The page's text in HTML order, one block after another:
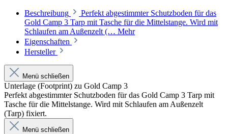
Beschreibung
Perfekt abgestimmter Schutzboden für das
Gold Camp 3 Tarp mit Tasche für die Mittelstange. Wird mit
Schlaufen am Außenzelt (… Mehr
Eigenschaften
Hersteller
Menü schließen
Unterlage (Footprint) zu Gold Camp 3
Perfekt abgestimmter Schutzboden für das Gold Camp 3 Tarp mit
Tasche für die Mittelstange. Wird mit Schlaufen am Außenzelt
(Tarp) fixiert.
Menü schließen